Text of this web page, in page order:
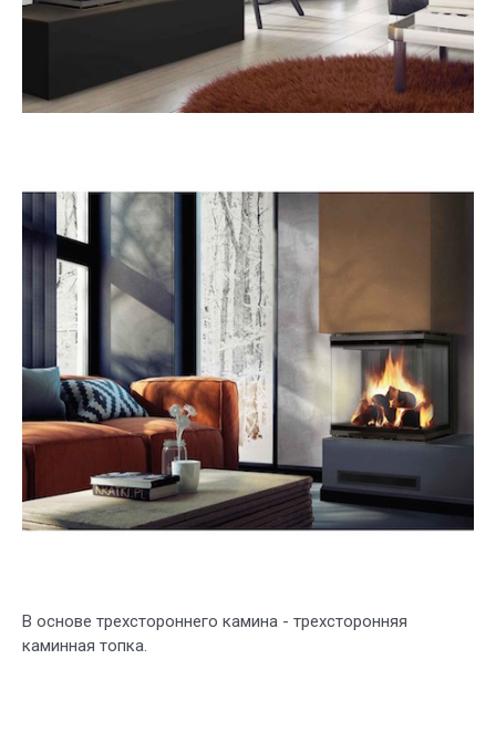
В основе трехстороннего камина - трехсторонняя
каминная топка.